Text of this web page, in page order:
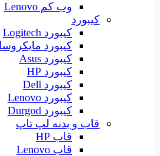
وب کم Lenovo
کیبورد
کیبورد Logitech
کیبورد
کیبورد Asus
کیبورد HP
کیبورد Dell
کیبورد Lenovo
کیبورد Durgod
قاب و بدنه لپ تاپ
قاب HP
قاب Lenovo